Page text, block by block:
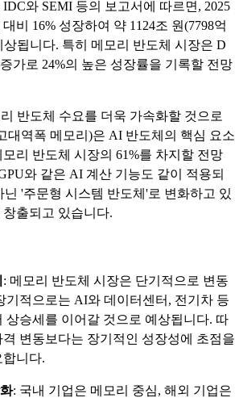
와 SEMI 등의 보고서에 따르면, 2025
비 16% 성장하여 약 1124조 원(7798억
됩니다. 특히 메모리 반도체 시장은 D
가로 24%의 높은 성장률을 기록할 전망
반도체 수요를 더욱 가속화할 것으로
대역폭 메모리)은 AI 반도체의 핵심 요소
모리 반도체 시장의 61%를 차지할 전망
와 같은 AI 계산 기능도 같이 적용되
닌 '주문형 시스템 반도체'로 변화하고 있
출되고 있습니다.
: 메모리 반도체 시장은 단기적으로 변동
기적으로는 AI와 데이터센터, 전기차 등
상승세를 이어갈 것으로 예상됩니다. 따
변동보다는 장기적인 성장성에 초점을
니다.
: 국내 기업은 메모리 중심, 해외 기업은